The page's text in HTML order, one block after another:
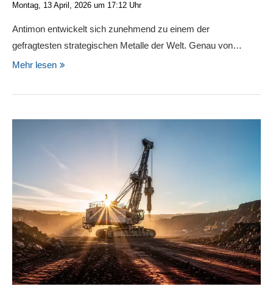
Montag, 13 April, 2026 um 17:12 Uhr
Antimon entwickelt sich zunehmend zu einem der
gefragtesten strategischen Metalle der Welt. Genau von…
Mehr lesen